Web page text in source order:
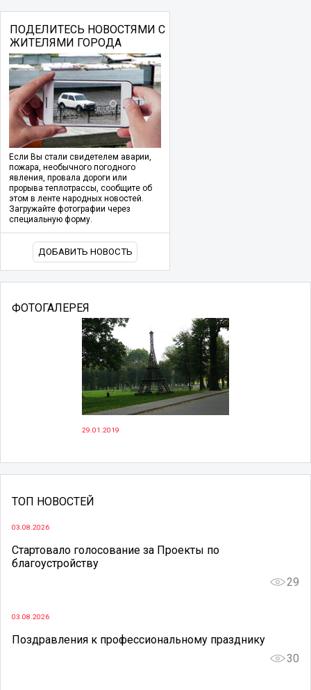
ПОДЕЛИТЕСЬ НОВОСТЯМИ С
ЖИТЕЛЯМИ ГОРОДА
Если Вы стали свидетелем аварии,
пожара, необычного погодного
явления, провала дороги или
прорыва теплотрассы, сообщите об
этом в ленте народных новостей.
Загружайте фотографии через
специальную форму.
ДОБАВИТЬ НОВОСТЬ
ФОТОГАЛЕРЕЯ
29.01.2019
ТОП НОВОСТЕЙ
03.08.2026
Стартовало голосование за Проекты по
благоустройству
29
03.08.2026
Поздравления к профессиональному празднику
30